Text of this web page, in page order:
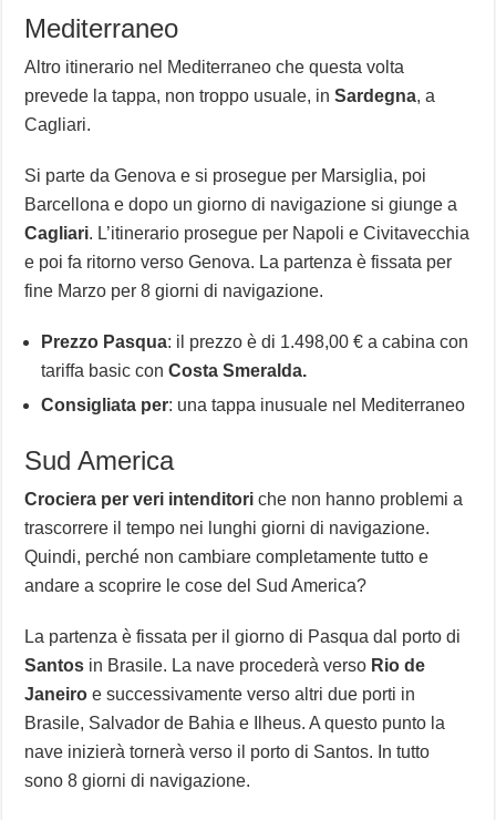
Mediterraneo
Altro itinerario nel Mediterraneo che questa volta
prevede la tappa, non troppo usuale, inSardegna, a
Cagliari.
Si parte da Genova e si prosegue per Marsiglia, poi
Barcellona e dopo un giorno di navigazione si giunge a
Cagliari. L’itinerario prosegue per Napoli e Civitavecchia
e poi fa ritorno verso Genova. La partenza è fissata per
fine Marzo per 8 giorni di navigazione.
Prezzo Pasqua: il prezzo è di 1.498,00 € a cabina con
tariffa basic conCosta Smeralda.
Consigliata per: una tappa inusuale nel Mediterraneo
Sud America
Crociera per veri intenditori che non hanno problemi a
trascorrere il tempo nei lunghi giorni di navigazione.
Quindi, perché non cambiare completamente tutto e
andare a scoprire le cose del Sud America?
La partenza è fissata per il giorno di Pasqua dal porto di
Santos in Brasile. La nave procederà verso Rio de
Janeiro e successivamente verso altri due porti in
Brasile, Salvador de Bahia e Ilheus. A questo punto la
nave inizierà tornerà verso il porto di Santos. In tutto
sono 8 giorni di navigazione.